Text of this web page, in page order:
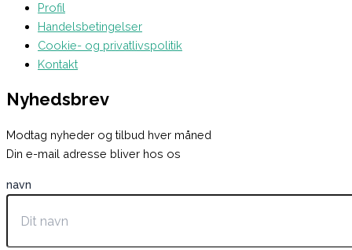
Profil
Handelsbetingelser
Cookie- og privatlivspolitik
Kontakt
Nyhedsbrev
Modtag nyheder og tilbud hver måned
Din e-mail adresse bliver hos os
navn